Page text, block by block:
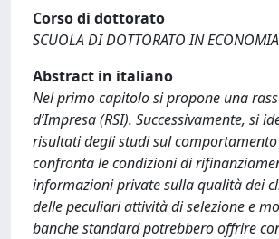
Corso di dottorato
SCUOLA DI DOTTORATO IN
Abstract in italiano
Nel primo capitolo si propone una
d’Impresa (RSI). Successivamente,
risultati degli studi sul
confronta le condizioni di
informazioni private sulla qualità dei
delle peculiari attività di selezione e
banche standard potrebbero offrire